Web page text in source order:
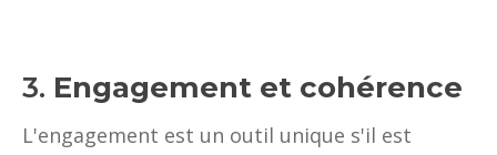
3. Engagement et cohérence
L'engagement est un outil unique s'il est